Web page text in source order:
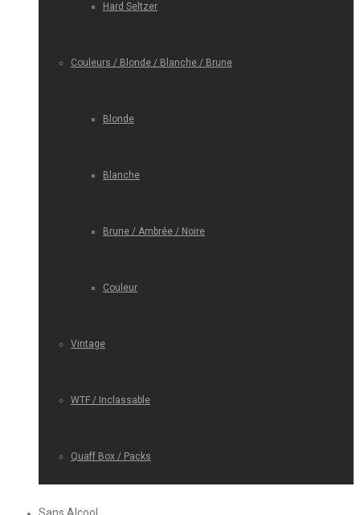
Hard Seltzer
Couleurs / Blonde / Blanche / Brune
Blonde
Blanche
Brune / Ambrée / Noire
Couleur
Vintage
WTF / Inclassable
Quaff Box / Packs